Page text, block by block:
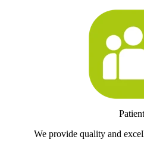
We provide quality and